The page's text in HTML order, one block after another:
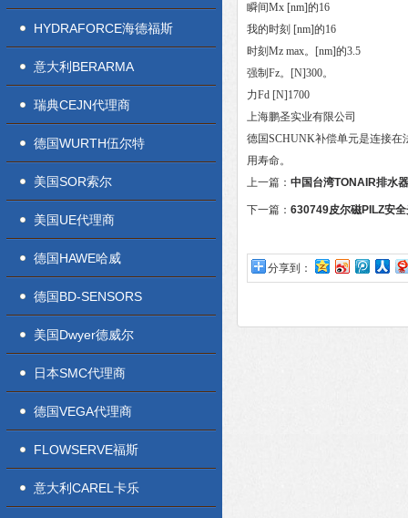
HYDRAFORCE海德福斯
意大利BERARMA
瑞典CEJN代理商
德国WURTH伍尔特
美国SOR索尔
美国UE代理商
德国HAWE哈威
德国BD-SENSORS
美国Dwyer德威尔
日本SMC代理商
德国VEGA代理商
FLOWSERVE福斯
意大利CAREL卡乐
瞬间Mx [nm]的16
我的时刻 [nm]的16
时刻Mz max。[nm]的3.5
强制Fz。[N]300。
力Fd [N]1700
上海鹏圣实业有限公司
德国SCHUNK补偿单元是连接在
用寿命。
上一篇： 中国台湾TONAIR排水
下一篇： 630749皮尔磁PILZ安
分享到：